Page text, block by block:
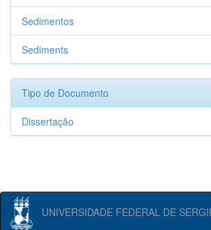
Sedimentos
Sediments
Tipo de Documento
Dissertação
UNIVERSIDADE FEDERAL DE